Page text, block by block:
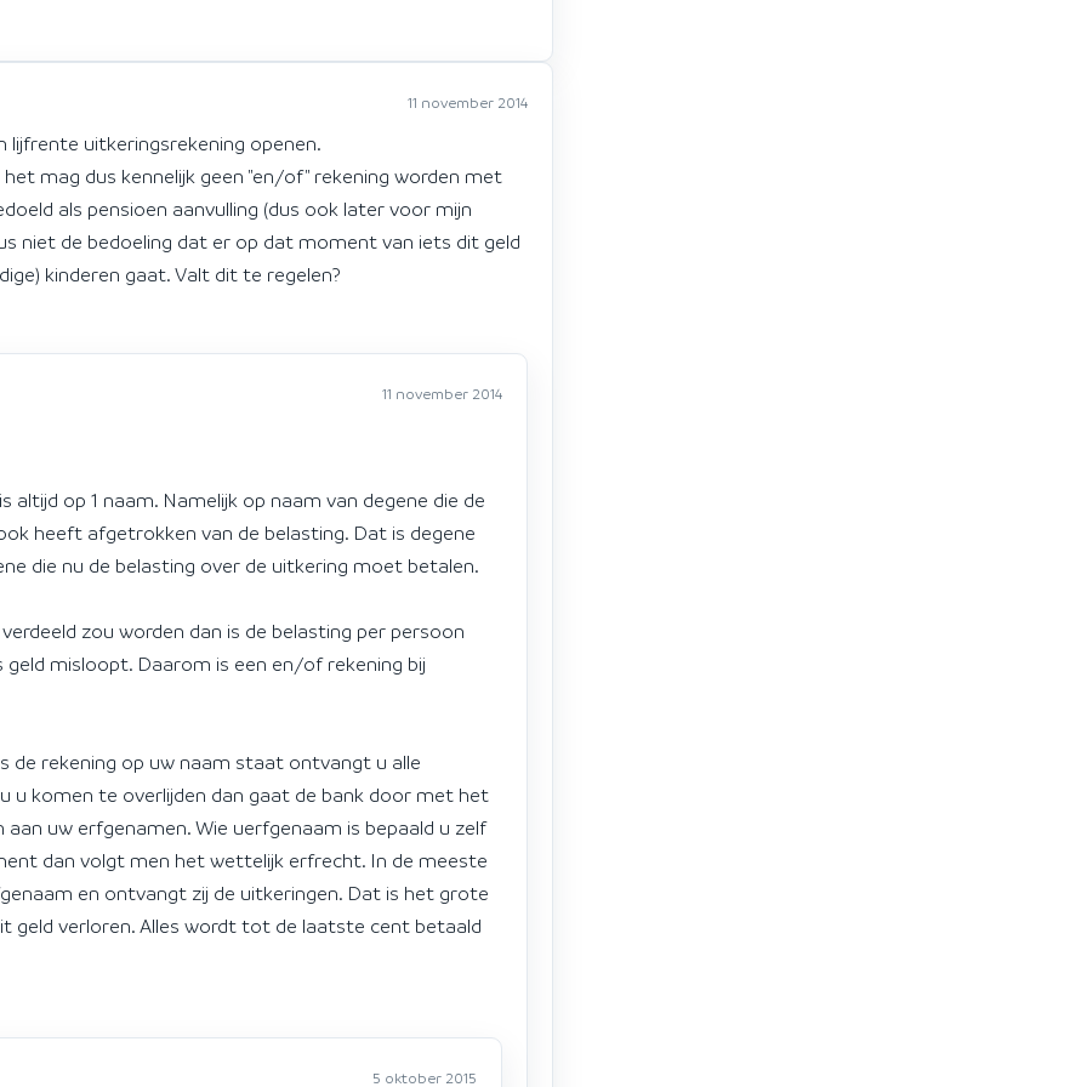
11 november 2014
lijfrente uitkeringsrekening openen.
mag dus kennelijk geen "en/of" rekening worden met
als pensioen aanvulling (dus ook later voor mijn
niet de bedoeling dat er op dat moment van iets dit geld
kinderen gaat. Valt dit te regelen?
11 november 2014
altijd op 1 naam. Namelijk op naam van degene die de
heeft afgetrokken van de belasting. Dat is degene
die nu de belasting over de uitkering moet betalen.
zou worden dan is de belasting per persoon
geld misloopt. Daarom is een en/of rekening bij
de rekening op uw naam staat ontvangt u alle
u komen te overlijden dan gaat de bank door met het
uw erfgenamen. Wie uerfgenaam is bepaald u zelf
dan volgt men het wettelijk erfrecht. In de meeste
en ontvangt zij de uitkeringen. Dat is het grote
geld verloren. Alles wordt tot de laatste cent betaald
5 oktober 2015